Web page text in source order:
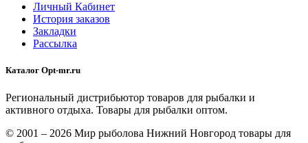
Личный Кабинет
История заказов
Закладки
Рассылка
Каталог Opt-mr.ru
Региональный дистрибьютор товаров для рыбалки и
активного отдыха. Товары для рыбалки оптом.
© 2001 – 2026 Мир рыболова Нижний Новгород товары для